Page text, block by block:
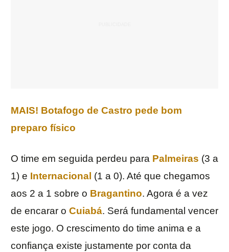
MAIS! Botafogo de Castro pede bom
preparo físico
O time em seguida perdeu para Palmeiras (3 a
1) e Internacional (1 a 0). Até que chegamos
aos 2 a 1 sobre o Bragantino. Agora é a vez
de encarar o Cuiabá. Será fundamental vencer
este jogo. O crescimento do time anima e a
confiança existe justamente por conta da